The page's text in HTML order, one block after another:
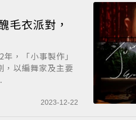
毛衣派對，
，「小事製作」
，以編舞家及主要
2023-12-22